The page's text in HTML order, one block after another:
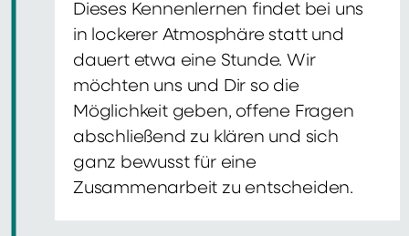
Dieses Kennenlernen findet bei uns
in lockerer Atmosphäre statt und
dauert etwa eine Stunde. Wir
möchten uns und Dir so die
Möglichkeit geben, offene Fragen
abschließend zu klären und sich
ganz bewusst für eine
Zusammenarbeit zu entscheiden.